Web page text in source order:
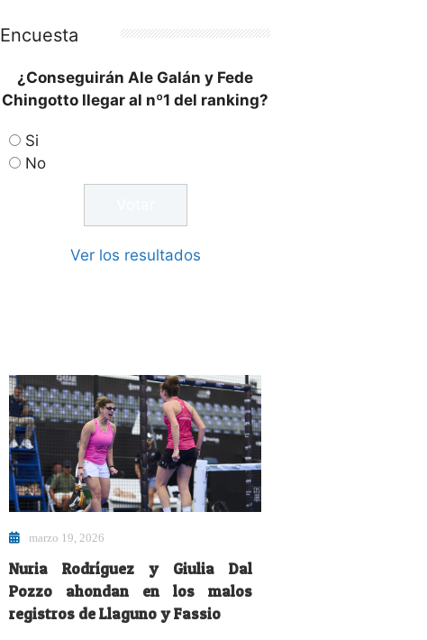
Encuesta
¿Conseguirán Ale Galán y Fede
Chingotto llegar al nº1 del ranking?
Si
No
Ver los resultados
marzo 19, 2026
Nuria Rodríguez y Giulia Dal
Pozzo ahondan en los malos
registros de Llaguno y Fassio